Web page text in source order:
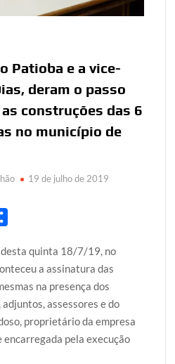
Patioba e a vice-
deram o passo
construções das 6
no município de
19 de julho de 2019
a
r
e
quinta 18/7/19, no
a assinatura das
na presença dos
assessores e do
proprietário da empresa
pela execução